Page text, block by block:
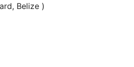
Belize )